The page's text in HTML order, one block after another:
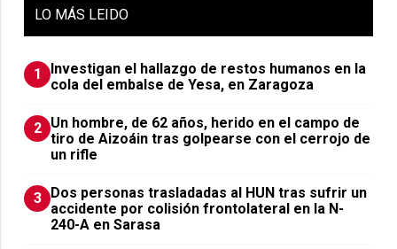
LO MÁS LEIDO
1
Investigan el hallazgo de restos humanos en la
cola del embalse de Yesa, en Zaragoza
2 Un hombre, de 62 años, herido en el campo de
tiro de Aizoáin tras golpearse con el cerrojo de
un rifle
3 ​Dos personas trasladadas al HUN tras sufrir un
accidente por colisión frontolateral en la N-
240-A en Sarasa